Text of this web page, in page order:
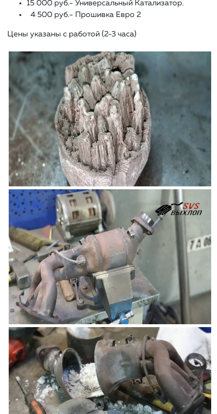
15 000 руб.- Универсальный Катализатор.
4 500 руб.- Прошивка Евро 2
Цены указаны с работой (2-3 часа)